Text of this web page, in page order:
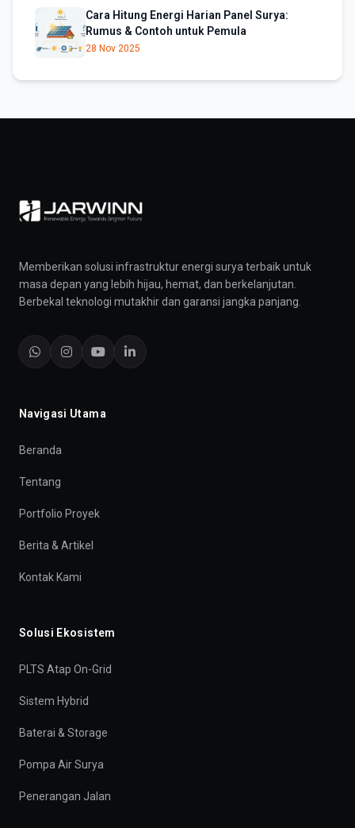
Cara Hitung Energi Harian Panel Surya:
Rumus & Contoh untuk Pemula
28 Nov 2025
Memberikan solusi infrastruktur energi surya terbaik untuk
masa depan yang lebih hijau, hemat, dan berkelanjutan.
Berbekal teknologi mutakhir dan garansi jangka panjang.
Navigasi Utama
Beranda
Tentang
Portfolio Proyek
Berita & Artikel
Kontak Kami
Solusi Ekosistem
PLTS Atap On-Grid
Sistem Hybrid
Baterai & Storage
Pompa Air Surya
Penerangan Jalan